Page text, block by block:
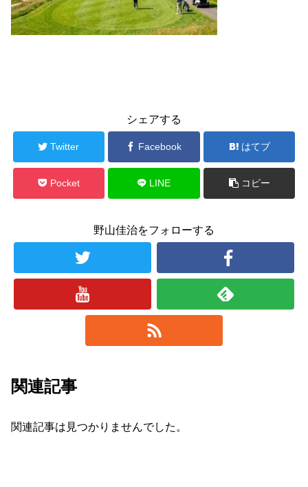
シェアする
Twitter Facebook はてブ
Pocket LINE コピー
野山佳治をフォローする
関連記事
関連記事は見つかりませんでした。